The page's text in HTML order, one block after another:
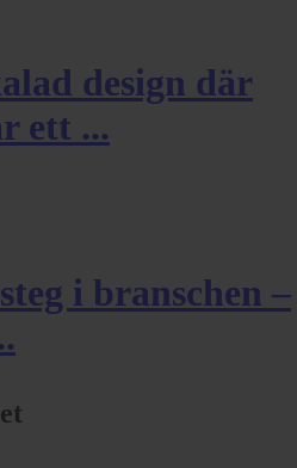
design där
ett ...
i branschen –